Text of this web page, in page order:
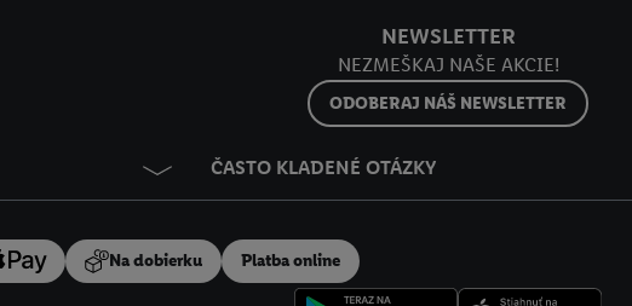
NEWSLETTER
NEZMEŠKAJ NAŠE AKCIE!
ODOBERAJ NÁŠ NEWSLETTER
ČASTO KLADENÉ OTÁZKY
Na dobierku Platba online